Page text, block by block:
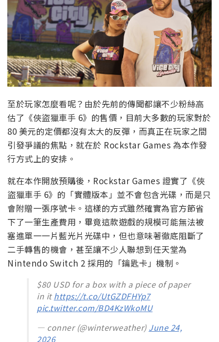
至於玩家怎麼看呢？由於先前的傳聞都讓不少粉絲高
估了《俠盜獵車手 6》的售價，目前大多數的玩家對於
80 美元的定價都沒有太大的反彈，而真正在玩家之間
引發爭議的焦點，就在於 Rockstar Games 為本作發
行方式上的安排。
就在本作開放預購後，Rockstar Games 證實了《俠
盜獵車手 6》的「實體版本」並不會包含光碟，而是只
會附贈一張序號卡。這樣的方式雖然確實為官方節省
下了一筆生產費用，畢竟這款遊戲的規模可能無法被
塞進單一一片藍光片光碟中，但也意味著徹底阻斷了
二手轉售的機會，甚至讓不少人聯想到任天堂為
Nintendo Switch 2 採用的「鑰匙卡」機制。
$80 USD for a box with a piece of paper
in ithttps://t.co/UtGZDFHYp7
pic.twitter.com/BD4KzWkoMU
— conner (@winterweather) June 24,
2026